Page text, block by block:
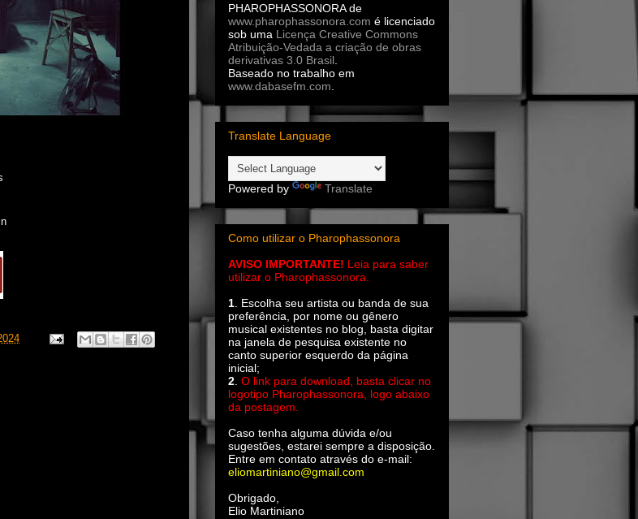
PHAROPHASSONORAde
www.pharophassonora.com é licenciado
sob uma Licença Creative Commons
Atribuição-Vedada a criação de obras
derivativas 3.0 Brasil
Baseado no trabalho em
www.dabasefm.com
Translate Language
Powered by Translate
Como utilizar o Pharophassonora
AVISO IMPORTANTE! Leia para saber
utilizar o Pharophassonora.
1. Escolha seu artista ou banda de sua
preferência, por nome ou gênero
musical existentes no blog, basta digitar
na janela de pesquisa existente no
canto superior esquerdo da página
inicial;
2. O link para download, basta clicar no
logotipo Pharophassonora, logo abaixo
da postagem.
Caso tenha alguma dúvida e/ou
sugestões, estarei sempre a disposição.
Entre em contato através do e-mail:
eliomartiniano@gmail.com
Obrigado,
Elio Martiniano